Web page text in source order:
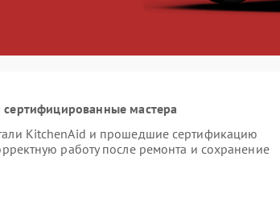
мастера
KitchenAid и прошедшие сертификацию
работу после ремонта и сохранение